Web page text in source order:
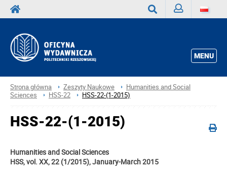
MENU
Strona główna Zeszyty Naukowe
Humanities and Social
Sciences
HSS-22 HSS-22-(1-2015)
HSS-22-(1-2015)
Humanities and Social Sciences
HSS, vol. XX, 22 (1/2015), January-March 2015